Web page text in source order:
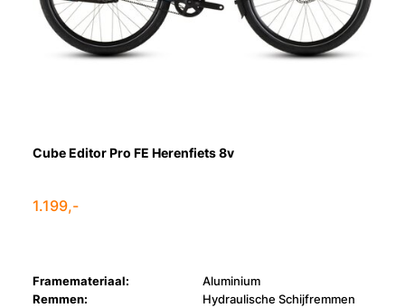
Cube Editor Pro FE Herenfiets 8v
1.199,-
Framemateriaal:
Aluminium
Remmen:
Hydraulische Schijfremmen